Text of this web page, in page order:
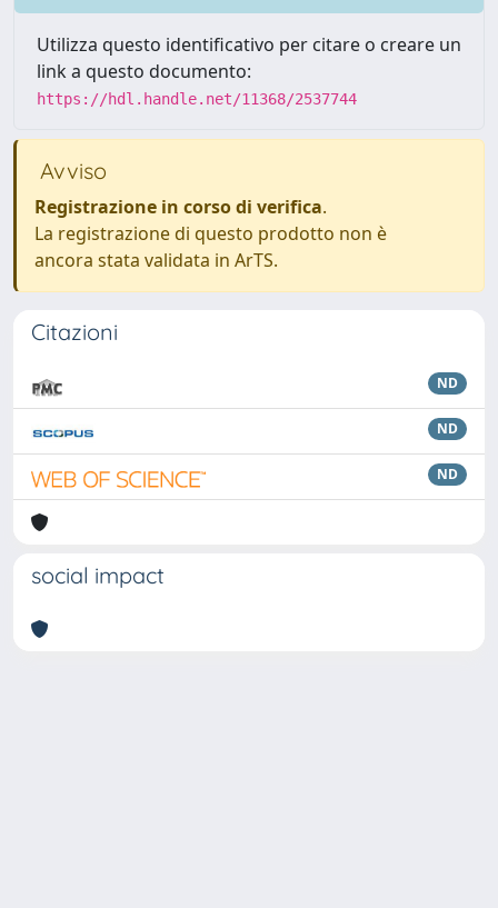
Utilizza questo identificativo per citare o creare un
link a questo documento:
https://hdl.handle.net/11368/2537744
Avviso
Registrazione in corso di verifica.
La registrazione di questo prodotto non è
ancora stata validata in ArTS.
Citazioni
ND
ND
ND
social impact